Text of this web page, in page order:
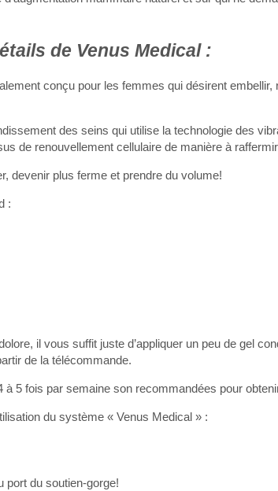
de Venus Medical :
conçu pour les femmes qui désirent
des seins qui utilise la technologie des
de renouvellement cellulaire de manière à
devenir plus ferme et prendre du volume!
:
il vous suffit juste d’appliquer un peu de gel
de la télécommande.
5 fois par semaine son recommandées pour
du système « Venus Medical » :
port du soutien-gorge!